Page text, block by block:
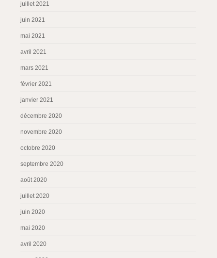
juillet 2021
juin 2021
mai 2021
avril 2021
mars 2021
février 2021
janvier 2021
décembre 2020
novembre 2020
octobre 2020
septembre 2020
août 2020
juillet 2020
juin 2020
mai 2020
avril 2020